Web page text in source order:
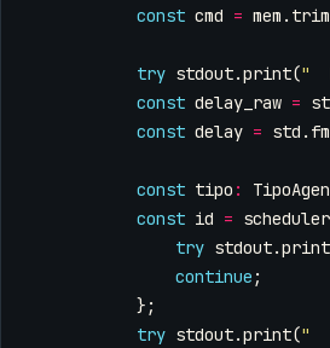
const cmd = mem . trim
try stdout.print("
const delay_raw =
const delay = std .
const tipo :
const id = scheduler
try stdout.print
continue ;
};
try stdout.print("